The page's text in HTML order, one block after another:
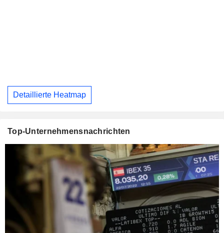
Detaillierte Heatmap
Top-Unternehmensnachrichten